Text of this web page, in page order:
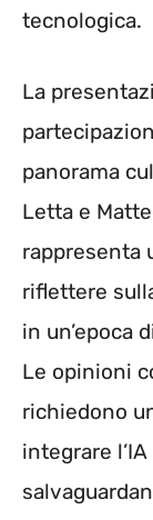
tecnologica.
La
panorama
Letta e
rappresenta
riflettere
in un’epoca
Le opinioni
richiedono
integrare